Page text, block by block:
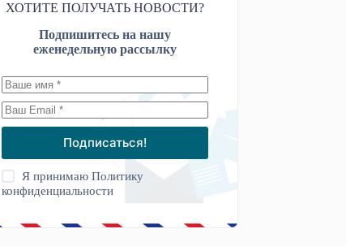
ХОТИТЕ ПОЛУЧАТЬ НОВОСТИ?
Подпишитесь на нашу
еженедельную рассылку
Подписаться!
Я принимаюПолитику
конфиденциальности